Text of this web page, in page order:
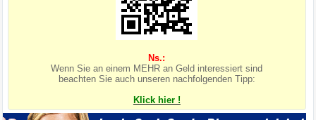
Ns.:
Wenn Sie an einem MEHR an Geld interessiert sind
beachten Sie auch unseren nachfolgenden Tipp:
Klick hier !